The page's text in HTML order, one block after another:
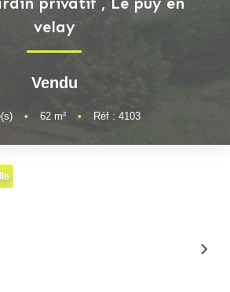
Parkings
Immeubles
Terrains
velay
Vendu
• 62 m² • Réf : 4103